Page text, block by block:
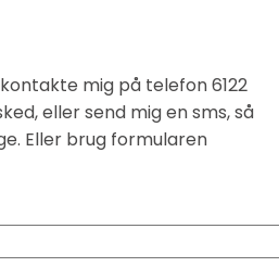
mig på telefon 6122
eller send mig en sms, så
Eller brug formularen